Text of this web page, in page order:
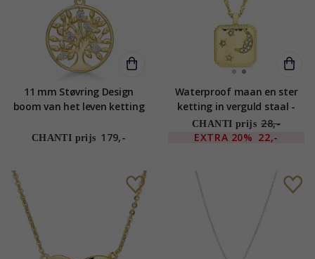
11 mm Støvring Design
boom van het leven ketting
goud witte zirkoon
CHANTI prijs 179,-
Waterproof maan en ster
ketting in verguld staal -
OCEANA
CHANTI prijs 28,-
EXTRA 20% 22,-